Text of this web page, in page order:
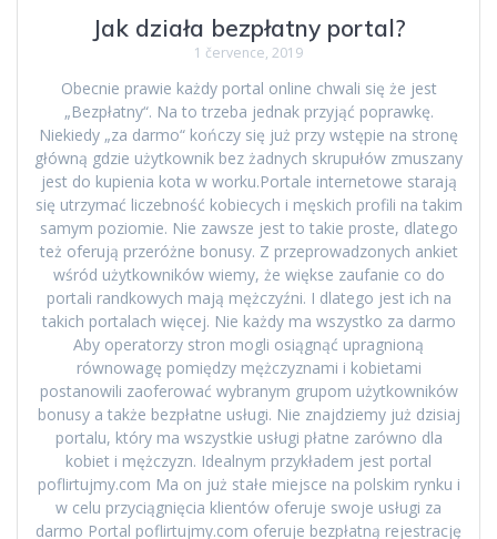
Jak działa bezpłatny portal?
1 července, 2019
Obecnie prawie każdy portal online chwali się że jest
„Bezpłatny“. Na to trzeba jednak przyjąć poprawkę.
Niekiedy „za darmo“ kończy się już przy wstępie na stronę
główną gdzie użytkownik bez żadnych skrupułów zmuszany
jest do kupienia kota w worku.Portale internetowe starają
się utrzymać liczebność kobiecych i męskich profili na takim
samym poziomie. Nie zawsze jest to takie proste, dlatego
też oferują przeróżne bonusy. Z przeprowadzonych ankiet
wśród użytkowników wiemy, że więkse zaufanie co do
portali randkowych mają mężczyźni. I dlatego jest ich na
takich portalach więcej. Nie każdy ma wszystko za darmo
Aby operatorzy stron mogli osiągnąć upragnioną
równowagę pomiędzy mężczyznami i kobietami
postanowili zaoferować wybranym grupom użytkowników
bonusy a także bezpłatne usługi. Nie znajdziemy już dzisiaj
portalu, który ma wszystkie usługi płatne zarówno dla
kobiet i mężczyzn. Idealnym przykładem jest portal
poflirtujmy.com Ma on już stałe miejsce na polskim rynku i
w celu przyciągnięcia klientów oferuje swoje usługi za
darmo Portal poflirtujmy.com oferuje bezpłatną rejestrację